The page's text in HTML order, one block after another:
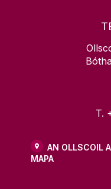
T.
AN OLLSCOIL
MAPA